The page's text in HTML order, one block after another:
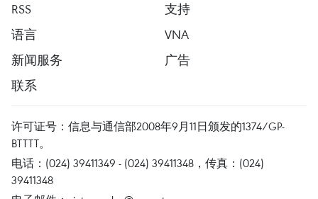
RSS
支持
语言
VNA
新闻服务
广告
联系
许可证号：信息与通信部2008年9月11日颁发的1374/GP-
BTTTT。
电话：(024) 39411349 - (024) 39411348，传真：(024)
39411348